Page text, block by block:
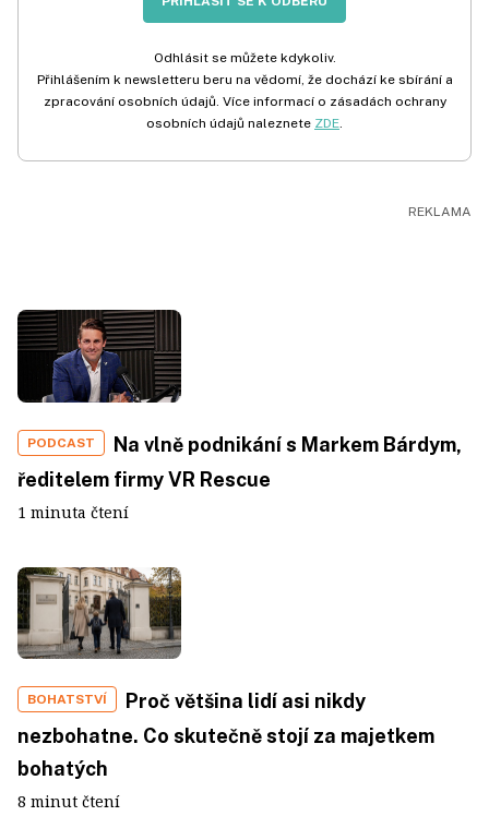
Odhlásit se můžete kdykoliv.
Přihlášením k newsletteru beru na vědomí, že dochází ke sbírání a
zpracování osobních údajů. Více informací o zásadách ochrany
osobních údajů naleznete ZDE.
PODCAST
Na vlně podnikání s Markem Bárdym,
ředitelem firmy VR Rescue
1 minuta čtení
BOHATSTVÍ
Proč většina lidí asi nikdy
nezbohatne. Co skutečně stojí za majetkem
bohatých
8 minut čtení